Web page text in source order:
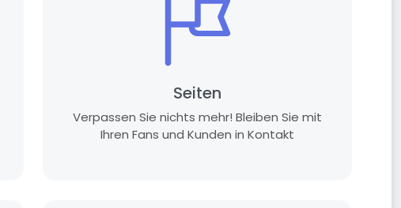
Seiten
Verpassen Sie nichts mehr! Bleiben Sie mit
Ihren Fans und Kunden in Kontakt